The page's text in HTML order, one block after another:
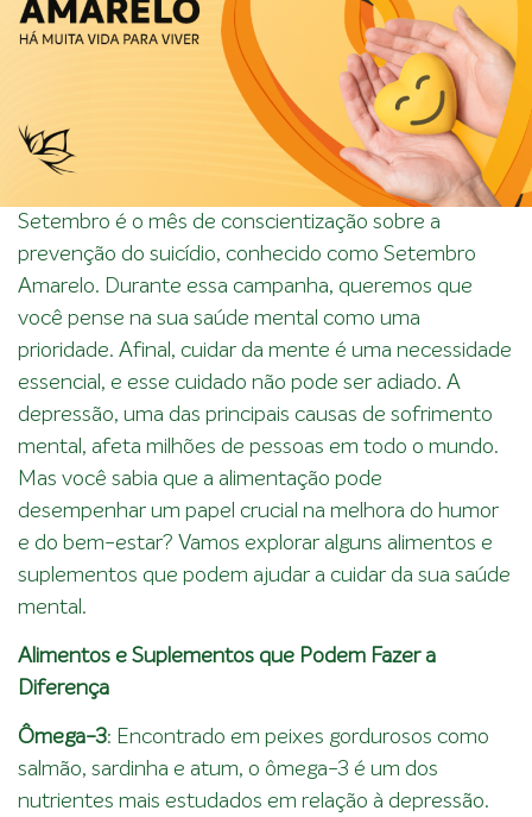
Setembro é o mês de conscientização sobre a
prevenção do suicídio, conhecido como Setembro
Amarelo. Durante essa campanha, queremos que
você pense na sua saúde mental como uma
prioridade. Afinal, cuidar da mente é uma necessidade
essencial, e esse cuidado não pode ser adiado. A
depressão, uma das principais causas de sofrimento
mental, afeta milhões de pessoas em todo o mundo.
Mas você sabia que a alimentação pode
desempenhar um papel crucial na melhora do humor
e do bem-estar? Vamos explorar alguns alimentos e
suplementos que podem ajudar a cuidar da sua saúde
mental.
Alimentos e Suplementos que Podem Fazer a
Diferença
Ômega-3: Encontrado em peixes gordurosos como
salmão, sardinha e atum, o ômega-3 é um dos
nutrientes mais estudados em relação à depressão.